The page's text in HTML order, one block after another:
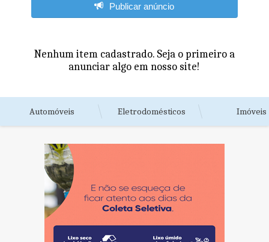
Publicar anúncio
Nenhum item cadastrado. Seja o primeiro a
anunciar algo em nosso site!
Automóveis Eletrodomésticos Imóveis